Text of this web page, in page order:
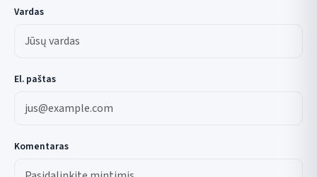
Vardas
El. paštas
Komentaras